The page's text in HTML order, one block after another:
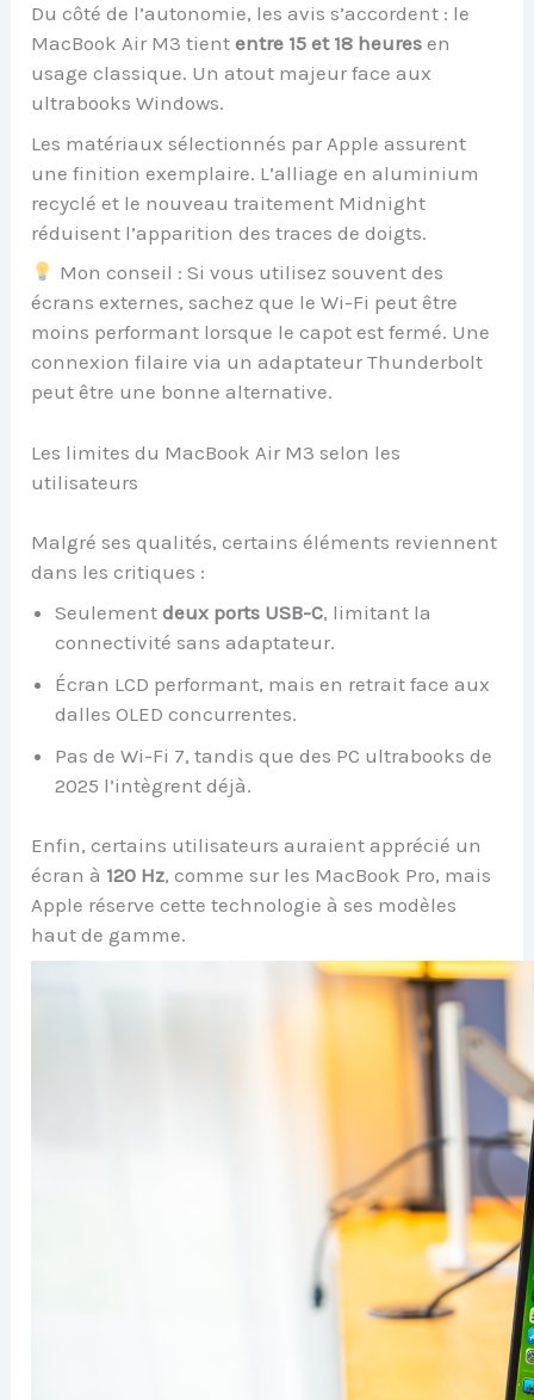
Du côté de l’autonomie, les avis s’accordent : le
MacBook Air M3 tiententre 15 et 18 heures en
usage classique. Un atout majeur face aux
ultrabooks Windows.
Les matériaux sélectionnés par Apple assurent
une finition exemplaire. L’alliage en aluminium
recyclé et le nouveau traitement Midnight
réduisent l’apparition des traces de doigts.
Mon conseil : Si vous utilisez souvent des
écrans externes, sachez que le Wi-Fi peut être
moins performant lorsque le capot est fermé. Une
connexion filaire via un adaptateur Thunderbolt
peut être une bonne alternative.
Les limites du MacBook Air M3 selon les
utilisateurs
Malgré ses qualités, certains éléments reviennent
dans les critiques :
Seulementdeux ports USB-C, limitant la
connectivité sans adaptateur.
Écran LCD performant, mais en retrait face aux
dalles OLED concurrentes.
Pas de Wi-Fi 7, tandis que des PC ultrabooks de
2025 l’intègrent déjà.
Enfin, certains utilisateurs auraient apprécié un
écran à 120 Hz, comme sur les MacBook Pro, mais
Apple réserve cette technologie à ses modèles
haut de gamme.